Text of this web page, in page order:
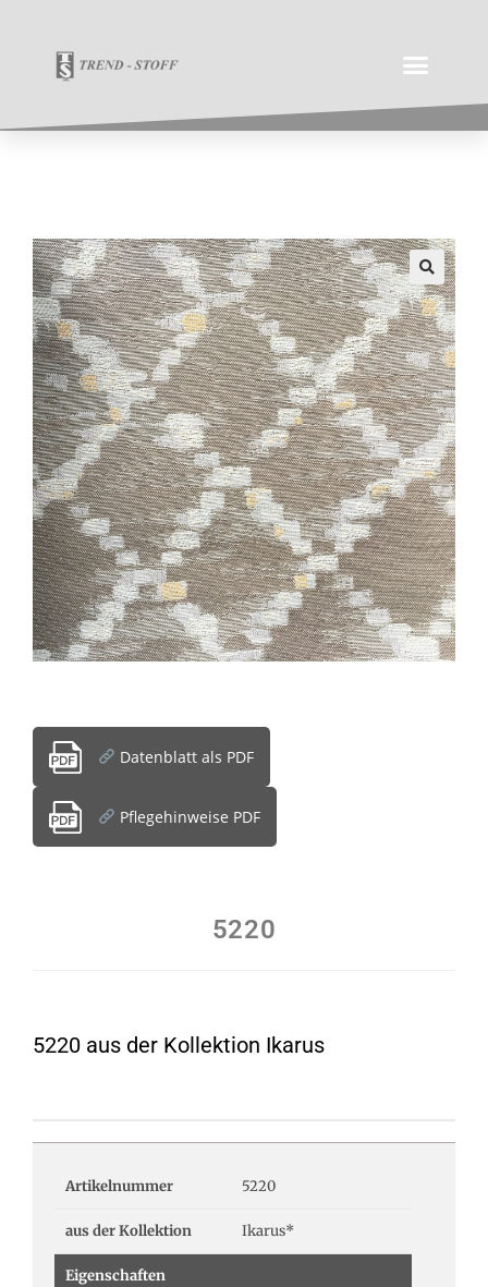
Datenblatt als PDF
Pflegehinweise PDF
5220
5220 aus der Kollektion Ikarus
Artikelnummer 5220
aus der Kollektion Ikarus*
Eigenschaften